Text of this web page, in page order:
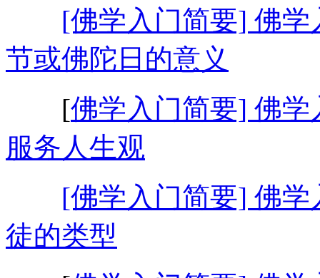
[佛学入门简要] 佛
节或佛陀日的意义
[佛学入门简要] 佛
服务人生观
[佛学入门简要] 佛
徒的类型